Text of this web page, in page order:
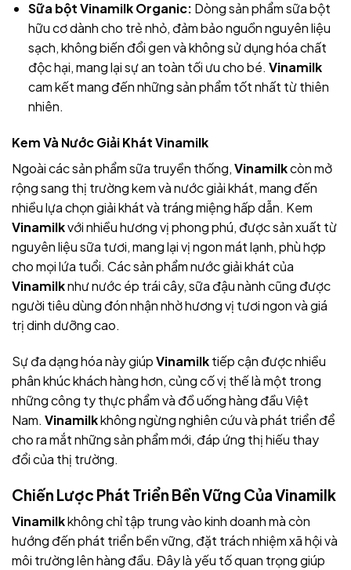
Sữa bột Vinamilk Organic: Dòng sản phẩm sữa bột
hữu cơ dành cho trẻ nhỏ, đảm bảo nguồn nguyên liệu
sạch, không biến đổi gen và không sử dụng hóa chất
độc hại, mang lại sự an toàn tối ưu cho bé. Vinamilk
cam kết mang đến những sản phẩm tốt nhất từ thiên
nhiên.
Kem Và Nước Giải Khát Vinamilk
Ngoài các sản phẩm sữa truyền thống,Vinamilkcòn mở
rộng sang thị trường kem và nước giải khát, mang đến
nhiều lựa chọn giải khát và tráng miệng hấp dẫn. Kem
Vinamilkvới nhiều hương vị phong phú, được sản xuất từ
nguyên liệu sữa tươi, mang lại vị ngon mát lạnh, phù hợp
cho mọi lứa tuổi. Các sản phẩm nước giải khát của
Vinamilknhư nước ép trái cây, sữa đậu nành cũng được
người tiêu dùng đón nhận nhờ hương vị tươi ngon và giá
trị dinh dưỡng cao.
Sự đa dạng hóa này giúpVinamilktiếp cận được nhiều
phân khúc khách hàng hơn, củng cố vị thế là một trong
những công ty thực phẩm và đồ uống hàng đầu Việt
Nam. Vinamilkkhông ngừng nghiên cứu và phát triển để
cho ra mắt những sản phẩm mới, đáp ứng thị hiếu thay
đổi của thị trường.
Chiến Lược Phát Triển Bền Vững Của Vinamilk
Vinamilkkhông chỉ tập trung vào kinh doanh mà còn
hướng đến phát triển bền vững, đặt trách nhiệm xã hội và
môi trường lên hàng đầu. Đây là yếu tố quan trọng giúp